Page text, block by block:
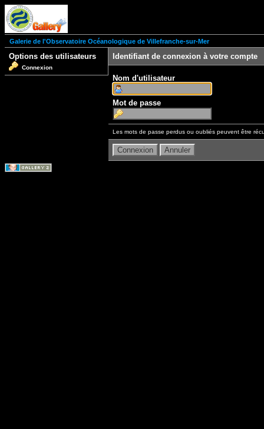
Galerie de l'Observatoire Océanologique de Villefranche-sur-Mer
Options des utilisateurs
Connexion
Identifiant de connexion à votre compte
Nom d'utilisateur
Mot de passe
Les mots de passe perdus ou oubliés peuvent être